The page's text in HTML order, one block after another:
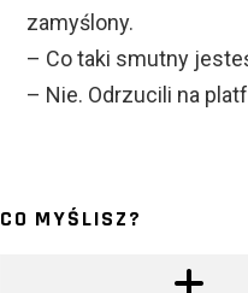
zamyślony.
– Co taki smutny
– Nie. Odrzucili na
CO MYŚLISZ?